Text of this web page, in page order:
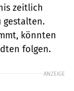
zeitlich
gestalten.
könnten
folgen.
ANZEIGE